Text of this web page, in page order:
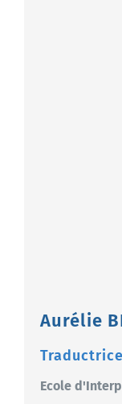
Aurélie
Ecole